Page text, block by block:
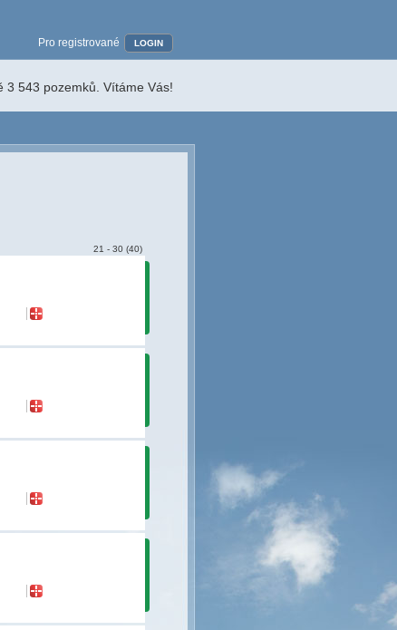
Pro registrované LOGIN
3 543 pozemků. Vítáme Vás!
21 - 30 (40)